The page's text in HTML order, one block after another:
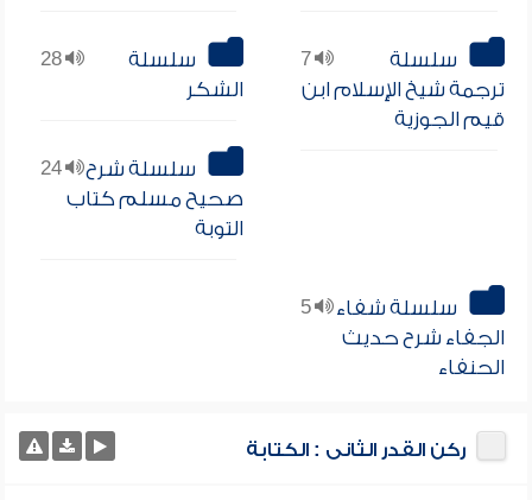
7
سلسلة
ترجمة شيخ الإسلام ابن
قيم الجوزية
28
سلسلة
الشكر
24
سلسلة شرح
صحيح مسلم كتاب
التوبة
5
سلسلة شفاء
الجفاء شرح حديث
الحنفاء
ركن القدر الثانى : الكتابة